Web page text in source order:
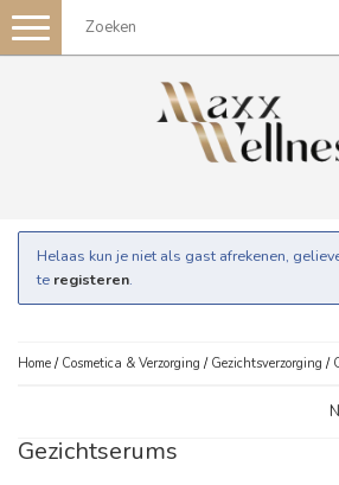
Toggle
navigation
Helaas kun je niet als gast afrekenen,
te registeren.
Home / Cosmetica & Verzorging / Gezichtsverzorging /
Gezichtserums